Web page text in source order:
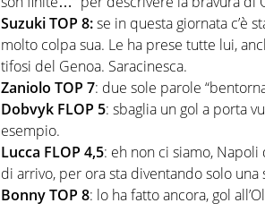
Suzuki TOP 8:se in questa giornata c’è
molto colpa sua. Le ha prese tutte lui,
tifosi del Genoa. Saracinesca.
Zaniolo TOP 7: due sole parole
Dobvyk FLOP 5: sbaglia un gol a porta
esempio.
Lucca FLOP 4,5: eh non ci siamo,
di arrivo, per ora sta diventando solo una
Bonny TOP 8: lo ha fatto ancora, gol